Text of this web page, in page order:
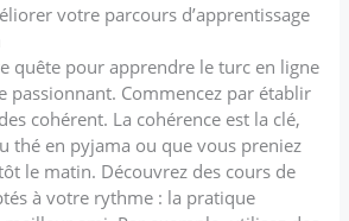
votre parcours d’apprentissage
quête pour apprendre le turc en ligne
passionnant. Commencez par établir
cohérent. La cohérence est la clé,
thé en pyjama ou que vous preniez
le matin. Découvrez des cours de
à votre rythme : la pratique